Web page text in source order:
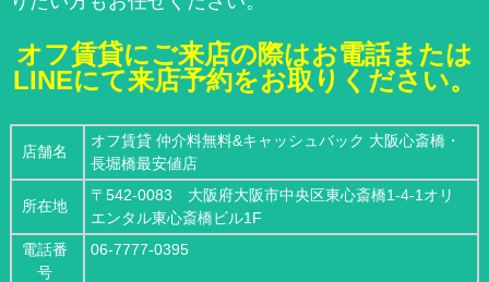
オフ賃貸にご来店の際はお電話または
LINEにて来店予約をお取りください。
店舗名
オフ賃貸 仲介料無料&キャッシュバック 大阪心斎橋・
長堀橋最安値店
所在地
〒542-0083 大阪府大阪市中央区東心斎橋1-4-1オリ
エンタル東心斎橋ビル1F
電話番
号
06-7777-0395